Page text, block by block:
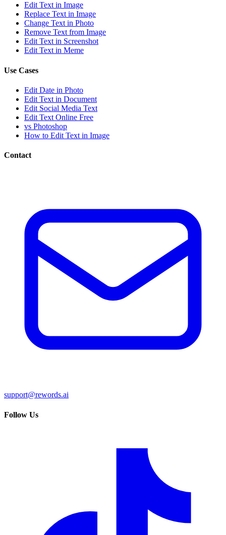
Edit Text in Image
Replace Text in Image
Change Text in Photo
Remove Text from Image
Edit Text in Screenshot
Edit Text in Meme
Use Cases
Edit Date in Photo
Edit Text in Document
Edit Social Media Text
Edit Text Online Free
vs Photoshop
How to Edit Text in Image
Contact
support@rewords.ai
Follow Us